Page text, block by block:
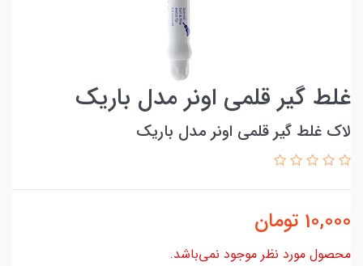
غلط گیر قلمی اونر مدل باریک
لاک غلط گیر قلمی اونر مدل باریک
10,000 تومان
محصول مورد نظر موجود نمی‌باشد.